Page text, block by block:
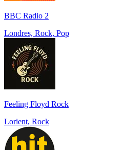
BBC Radio 2
Londres, Rock, Pop
Feeling Floyd Rock
Lorient, Rock